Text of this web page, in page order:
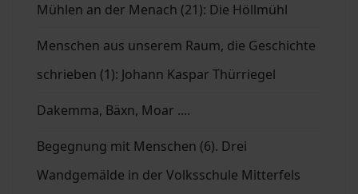
Mühlen an der Menach (21): Die Höllmühl
Menschen aus unserem Raum, die Geschichte
schrieben (1): Johann Kaspar Thürriegel
Dakemma, Bäxn, Moar ....
Begegnung mit Menschen (6). Drei
Wandgemälde in der Volksschule Mitterfels